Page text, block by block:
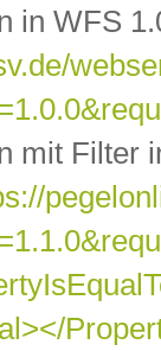
in WFS
mit Filter